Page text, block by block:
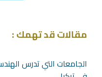
مقالات قد تهمك :
الجامعات التي تدرس